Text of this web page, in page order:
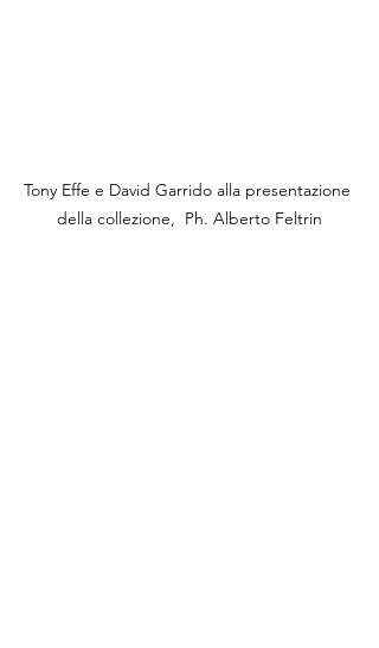
Tony Effe e David Garrido alla presentazione
della collezione,  Ph. Alberto Feltrin